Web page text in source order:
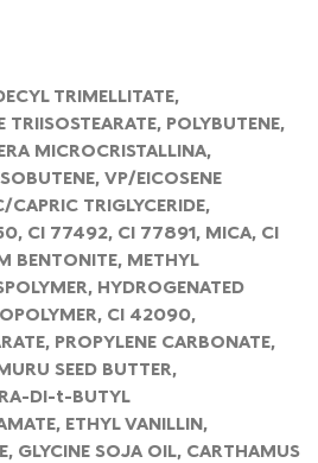
TRIMELLITATE,
POLYBUTENE,
MICROCRISTALLINA,
VP/EICOSENE
CAPRIC TRIGLYCERIDE,
CI 77492, CI 77891, MICA, CI
BENTONITE, METHYL
HYDROGENATED
CI 42090,
PROPYLENE CARBONATE,
SEED BUTTER,
DI-t-BUTYL
ETHYL VANILLIN,
GLYCINE SOJA OIL, CARTHAMUS